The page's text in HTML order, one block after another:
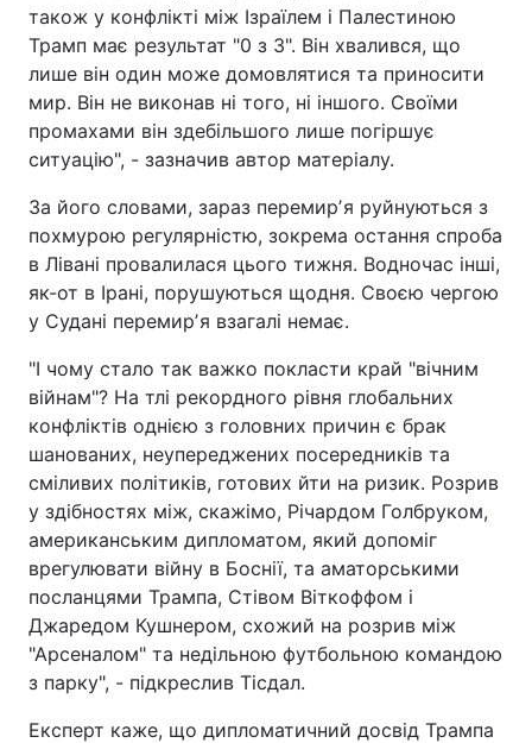
також у конфлікті між Ізраїлем і Палестиною
Трамп має результат "0 з 3". Він хвалився, що
лише він один може домовлятися та приносити
мир. Він не виконав ні того, ні іншого. Своїми
промахами він здебільшого лише погіршує
ситуацію", - зазначив автор матеріалу.
За його словами, зараз перемирʼя руйнуються з
похмурою регулярністю, зокрема остання спроба
в Лівані провалилася цього тижня. Водночас інші,
як-от в Ірані, порушуються щодня. Своєю чергою
у Судані перемирʼя взагалі немає.
"І чому стало так важко покласти край "вічним
війнам"? На тлі рекордного рівня глобальних
конфліктів однією з головних причин є брак
шанованих, неупереджених посередників та
сміливих політиків, готових йти на ризик. Розрив
у здібностях між, скажімо, Річардом Голбруком,
американським дипломатом, який допоміг
врегулювати війну в Боснії, та аматорськими
посланцями Трампа, Стівом Віткоффом і
Джаредом Кушнером, схожий на розрив між
"Арсеналом" та недільною футбольною командою
з парку", - підкреслив Тісдал.
Експерт каже, що дипломатичний досвід Трампа